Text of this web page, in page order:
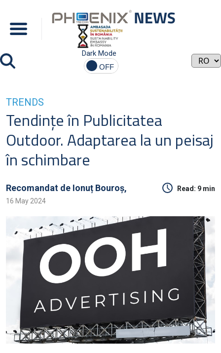
Dark Mode
TRENDS
Tendințe în Publicitatea
Outdoor. Adaptarea la un peisaj
în schimbare
Recomandat de Ionuț Bouroș, Read: 9 min
16 May 2024